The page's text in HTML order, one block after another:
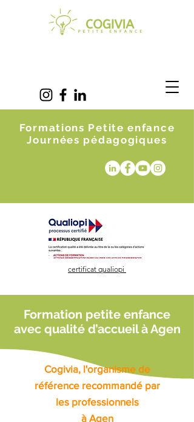
Formations Petite enfance
Journées pédagogiques
certificat qualiopi
Formation petite enfance
avec qualité d’accueil à Agen
Cogivia, l'organisme de
référence recommandé par
les professionnels
à Agen